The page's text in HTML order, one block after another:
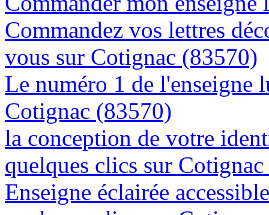
Commandez vos lettres
vous sur Cotignac (83570)
Le numéro 1 de l'enseigne
Cotignac (83570)
la conception de votre
quelques clics sur
Enseigne éclairée